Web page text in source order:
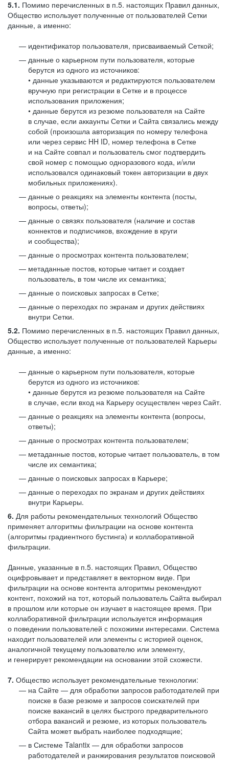
5.1. Помимо перечисленных в п.5. настоящих Правил данных,
Общество использует полученные от пользователей Сетки
данные, а именно:
идентификатор пользователя, присваиваемый Сеткой;
данные о карьерном пути пользователя, которые
берутся из одного из источников:
• данные указываются и редактируются пользователем
вручную при регистрации в Сетке и в процессе
использования приложения;
• данные берутся из резюме пользователя на Сайте
в случае, если аккаунты Сетки и Сайта связались между
собой (произошла авторизация по номеру телефона
или через сервис HH ID, номер телефона в Сетке
и на Сайте совпал и пользователь смог подтвердить
свой номер с помощью одноразового кода, и/или
использовался одинаковый токен авторизации в двух
мобильных приложениях).
данные о реакциях на элементы контента (посты,
вопросы, ответы);
данные о связях пользователя (наличие и состав
коннектов и подписчиков, вхождение в круги
и сообщества);
данные о просмотрах контента пользователем;
метаданные постов, которые читает и создает
пользователь, в том числе их семантика;
данные о поисковых запросах в Сетке;
данные о переходах по экранам и других действиях
внутри Сетки.
5.2. Помимо перечисленных в п.5. настоящих Правил данных,
Общество использует полученные от пользователей Карьеры
данные, а именно:
данные о карьерном пути пользователя, которые
берутся из одного из источников:
• данные берутся из резюме пользователя на Сайте
в случае, если вход на Карьеру осуществлен через Сайт.
данные о реакциях на элементы контента (вопросы,
ответы);
данные о просмотрах контента пользователем;
метаданные постов, которые читает пользователь, в том
числе их семантика;
данные о поисковых запросах в Карьере;
данные о переходах по экранам и других действиях
внутри Карьеры.
6. Для работы рекомендательных технологий Общество
применяет алгоритмы фильтрации на основе контента
(алгоритмы градиентного бустинга) и коллаборативной
фильтрации.
Данные, указанные в п.5. настоящих Правил, Общество
оцифровывает и представляет в векторном виде. При
фильтрации на основе контента алгоритмы рекомендуют
контент, похожий на тот, который пользователь Сайта выбирал
в прошлом или которые он изучает в настоящее время. При
коллаборативной фильтрации используется информация
о поведении пользователей с похожими интересами. Система
находит пользователей или элементы с историей оценок,
аналогичной текущему пользователю или элементу,
и генерирует рекомендации на основании этой схожести.
7. Общество использует рекомендательные технологии:
на Сайте — для обработки запросов работодателей при
поиске в базе резюме и запросов соискателей при
поиске вакансий в целях быстрого предварительного
отбора вакансий и резюме, из которых пользователь
Сайта может выбрать наиболее подходящие;
в Системе Talantix — для обработки запросов
работодателей и ранжирования результатов поисковой